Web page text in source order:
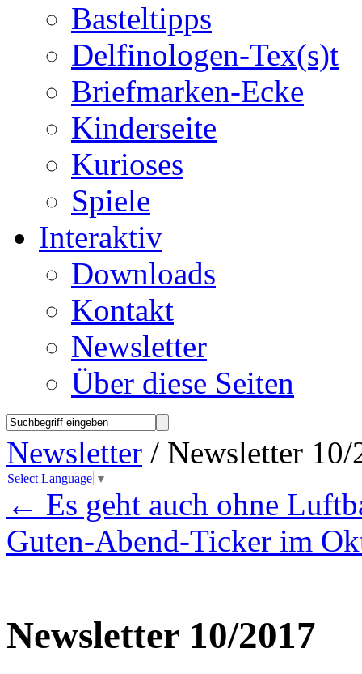
Basteltipps
Delfinologen-Tex(s)t
Briefmarken-Ecke
Kinderseite
Kurioses
Spiele
Interaktiv
Downloads
Kontakt
Newsletter
Über diese Seiten
Newsletter / Newsletter 10/
Select Language ▼
← Es geht auch ohne
Guten-Abend-Ticker im
Newsletter 10/2017